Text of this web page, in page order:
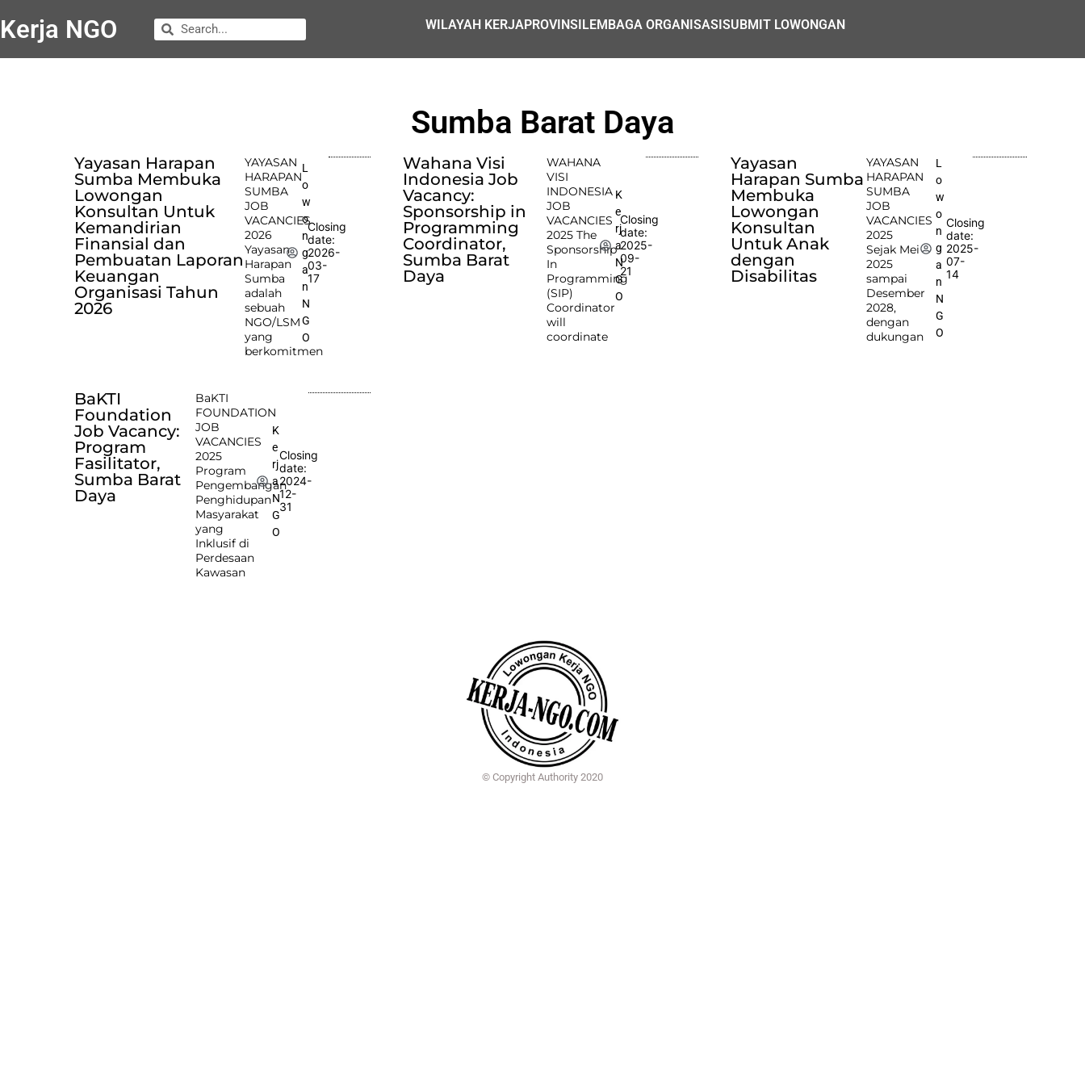
Kerja NGO WILAYAH KERJAPROVINSILEMBAGA ORGANISASISUBMIT LOWONGAN
Sumba Barat Daya
Yayasan Harapan
Sumba Membuka
Lowongan
Konsultan Untuk
Kemandirian
Finansial dan
Pembuatan Laporan
Keuangan
Organisasi Tahun
2026
YAYASAN
HARAPAN
SUMBA
JOB
VACANCIES
2026
Yayasan
Harapan
Sumba
adalah
sebuah
NGO/LSM
yang
berkomitmen
L
o
w
o
n
g
a
n
N
G
O
Closing
date:
2026-
03-
17
Wahana Visi
Indonesia Job
Vacancy:
Sponsorship in
Programming
Coordinator,
Sumba Barat
Daya
WAHANA
VISI
INDONESIA
JOB
VACANCIES
2025 The
Sponsorship
In
Programming
(SIP)
Coordinator
will
coordinate
K
e
rj
a
N
G
O
Closing
date:
2025-
09-
21
Yayasan
Harapan Sumba
Membuka
Lowongan
Konsultan
Untuk Anak
dengan
Disabilitas
YAYASAN
HARAPAN
SUMBA
JOB
VACANCIES
2025
Sejak Mei
2025
sampai
Desember
2028,
dengan
dukungan
L
o
w
o
n
g
a
n
N
G
O
Closing
date:
2025-
07-
14
BaKTI
Foundation
Job Vacancy:
Program
Fasilitator,
Sumba Barat
Daya
BaKTI
FOUNDATION
JOB
VACANCIES
2025
Program
Pengembangan
Penghidupan
Masyarakat
yang
Inklusif di
Perdesaan
Kawasan
K
e
rj
a
N
G
O
Closing
date:
2024-
12-
31
© Copyright Authority 2020